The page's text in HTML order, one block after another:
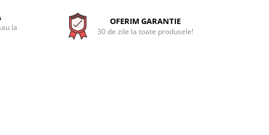
la
OFERIM GARANTIE
30 de zile la toate produsele!